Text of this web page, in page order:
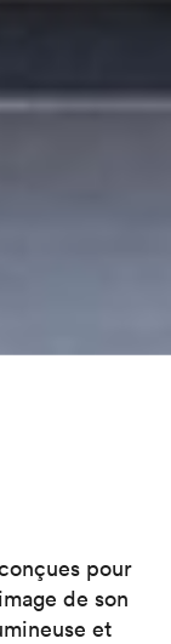
pour
de son
et